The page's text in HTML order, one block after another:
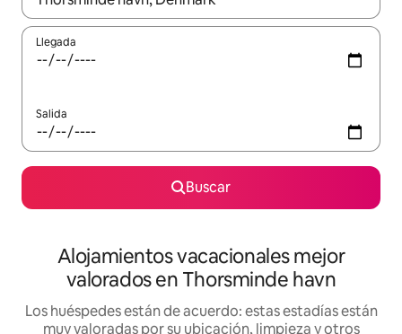
Llegada
Salida
Buscar
Alojamientos vacacionales mejor
valorados en Thorsminde havn
Los huéspedes están de acuerdo: estas estadías están
muy valoradas por su ubicación, limpieza y otros